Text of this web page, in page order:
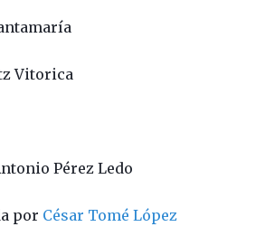
Vitorica
Pérez Ledo
por César Tomé López